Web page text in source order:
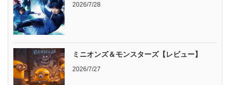
2026/7/28
ミニオンズ＆モンスターズ【レビュー】
2026/7/27